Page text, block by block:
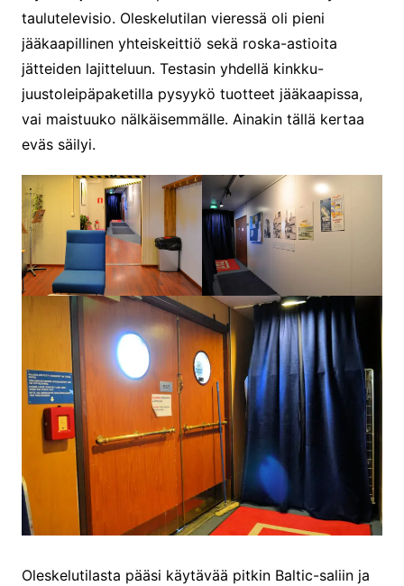
taulutelevisio. Oleskelutilan vieressä oli pieni
jääkaapillinen yhteiskeittiö sekä roska-astioita
jätteiden lajitteluun. Testasin yhdellä kinkku-
juustoleipäpaketilla pysyykö tuotteet jääkaapissa,
vai maistuuko nälkäisemmälle. Ainakin tällä kertaa
eväs säilyi.
Oleskelutilasta pääsi käytävää pitkin Baltic-saliin ja